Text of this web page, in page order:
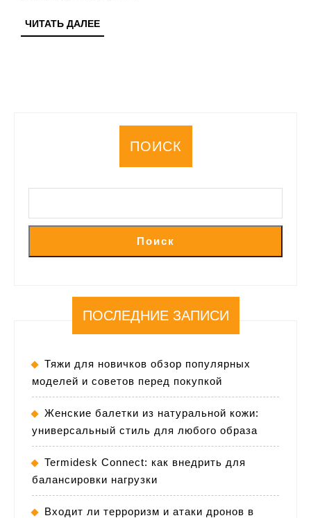
ЧИТАТЬ ДАЛЕЕЧИТАТЬ
ДАЛЕЕ
ПОИСК
Поиск
ПОСЛЕДНИЕ ЗАПИСИ
Тяжи для новичков обзор популярных
моделей и советов перед покупкой
Женские балетки из натуральной кожи:
универсальный стиль для любого образа
Termidesk Connect: как внедрить для
балансировки нагрузки
Входит ли терроризм и атаки дронов в